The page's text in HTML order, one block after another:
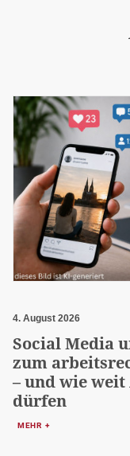
4. August 2026
Social Media
zum
– und wie
dürfen
MEHR +